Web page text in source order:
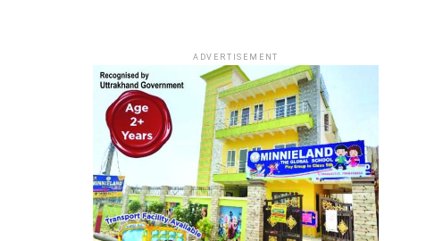
ADVERTISEMENT